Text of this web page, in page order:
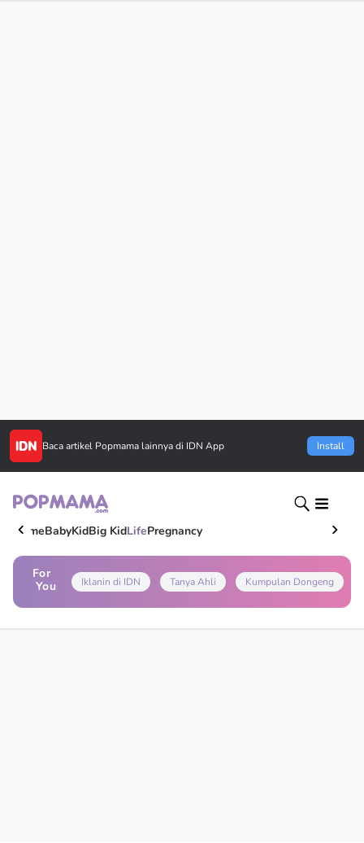
Baca artikel Popmama lainnya di IDN App Install
HomeBabyKidBig KidLifePregnancy
For
You
Iklanin di IDN Tanya Ahli Kumpulan Dongeng